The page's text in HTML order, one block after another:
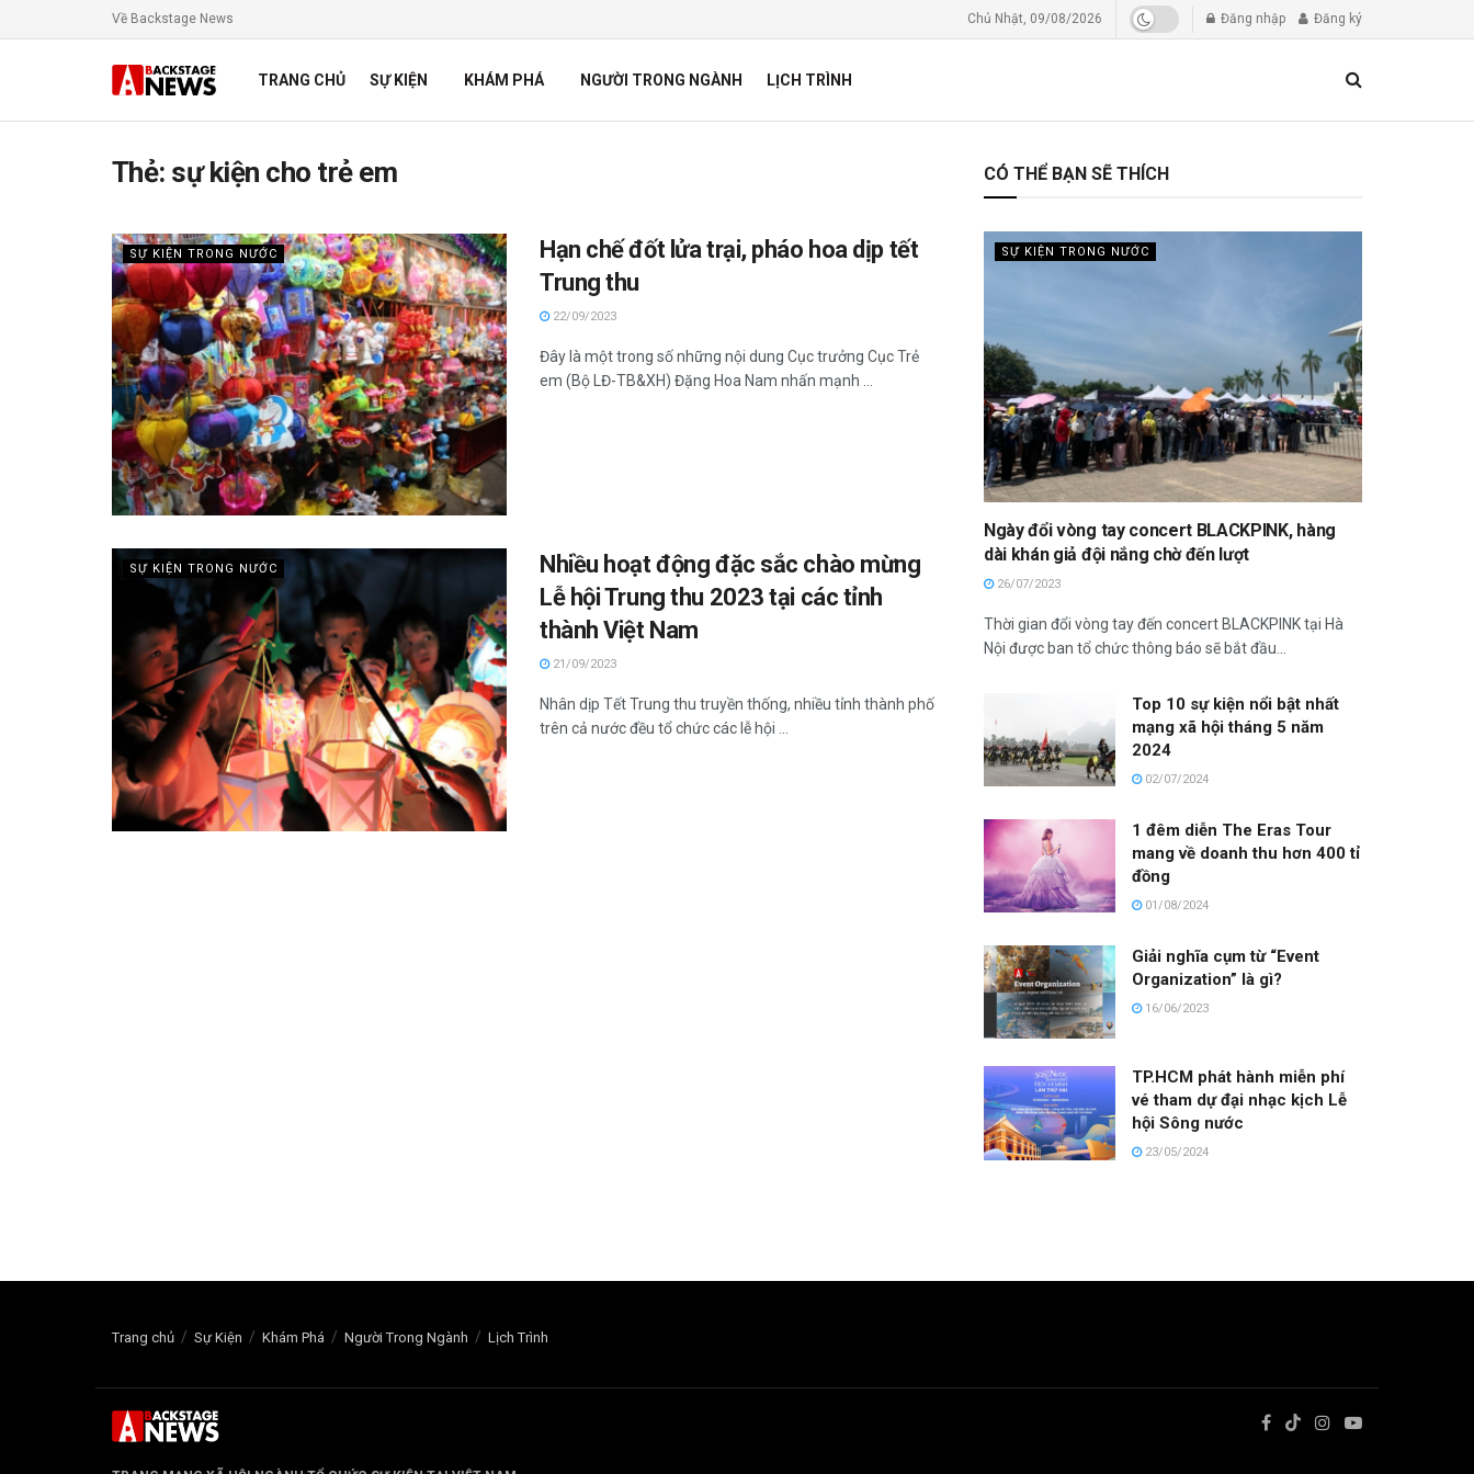
Về Backstage News Chủ Nhật, 09/08/2026 Đăng nhập Đăng ký
TRANG CHỦ SỰ KIỆN KHÁM PHÁ NGƯỜI TRONG NGÀNH LỊCH TRÌNH
Thẻ: sự kiện cho trẻ em
SỰ KIỆN TRONG NƯỚC
Hạn chế đốt lửa trại, pháo hoa dịp tết
Trung thu
22/09/2023
Đây là một trong số những nội dung Cục trưởng Cục Trẻ
em (Bộ LĐ-TB&XH) Đặng Hoa Nam nhấn mạnh ...
SỰ KIỆN TRONG NƯỚC
Nhiều hoạt động đặc sắc chào mừng
Lễ hội Trung thu 2023 tại các tỉnh
thành Việt Nam
21/09/2023
Nhân dịp Tết Trung thu truyền thống, nhiều tỉnh thành phố
trên cả nước đều tổ chức các lễ hội ...
CÓ THỂ BẠN SẼ THÍCH
SỰ KIỆN TRONG NƯỚC
Ngày đổi vòng tay concert BLACKPINK, hàng
dài khán giả đội nắng chờ đến lượt
26/07/2023
Thời gian đổi vòng tay đến concert BLACKPINK tại Hà
Nội được ban tổ chức thông báo sẽ bắt đầu...
Top 10 sự kiện nổi bật nhất
mạng xã hội tháng 5 năm
2024
02/07/2024
1 đêm diễn The Eras Tour
mang về doanh thu hơn 400 tỉ
đồng
01/08/2024
Giải nghĩa cụm từ “Event
Organization” là gì?
16/06/2023
TP.HCM phát hành miễn phí
vé tham dự đại nhạc kịch Lễ
hội Sông nước
23/05/2024
Trang chủ Sự Kiện Khám Phá Người Trong Ngành Lịch Trình